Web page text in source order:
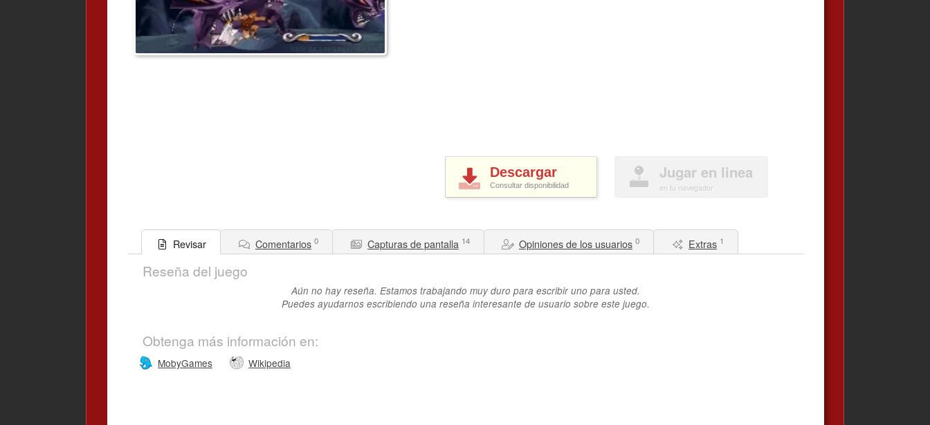
Descargar
Consultar disponibilidad
Jugar en linea
en tu navegador
Revisar Comentarios 0 Capturas de pantalla 14 Opiniones de los usuarios 0 Extras 1
Reseña del juego
Aún no hay reseña. Estamos trabajando muy duro para escribir uno para usted.
Puedes ayudarnos escribiendo una reseña interesante de usuario sobre este juego.
Obtenga más información en:
MobyGames Wikipedia